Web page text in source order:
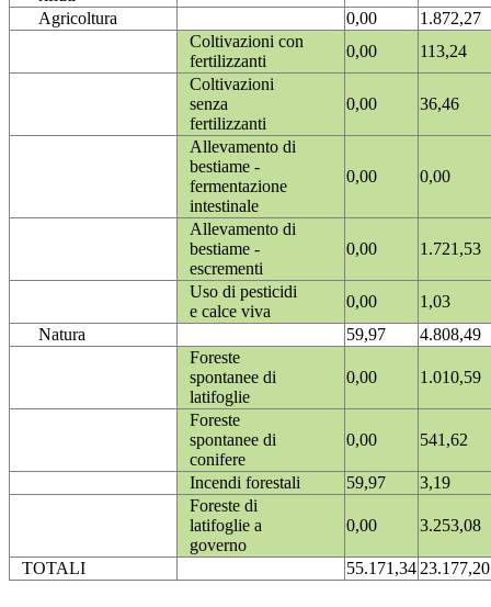
Agricoltura
0,00
1.872,27
Coltivazioni con
fertilizzanti
0,00
113,24
Coltivazioni
senza
fertilizzanti
0,00 36,46
Allevamento di
bestiame -
fermentazione
intestinale
0,00 0,00
Allevamento di
bestiame -
escrementi
0,00 1.721,53
Uso di pesticidi
e calce viva
0,00
1,03
Natura
59,97
4.808,49
Foreste
spontanee di
latifoglie
0,00 1.010,59
Foreste
spontanee di
conifere
0,00 541,62
Incendi forestali 59,97
3,19
Foreste di
latifoglie a
governo
0,00 3.253,08
TOTALI 55.171,3423.177,20